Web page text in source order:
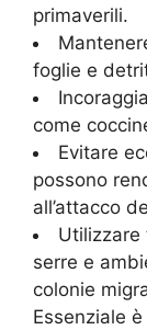
primaverili.
foglie e
come
Evitare
possono
all’attacco
Utilizzare
serre e
colonie
Essenziale